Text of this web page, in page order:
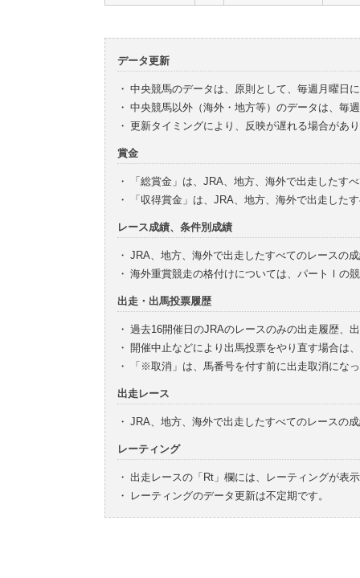
データ更新
・ 中央競馬のデータは、原則として、毎週月曜日
・ 中央競馬以外（海外・地方等）のデータは、毎
・ 更新タイミングにより、反映が遅れる場合があ
賞金
・
「総賞金」は、JRA、地方、海外で出走したす
・
「収得賞金」は、JRA、地方、海外で出走した
レース成績、条件別成績
・ JRA、地方、海外で出走したすべてのレースの
・ 海外重賞競走の格付けについては、パートⅠの
出走・出馬投票履歴
・ 過去16開催日のJRAのレースのみの出走履歴、
・ 開催中止などにより出馬投票をやり直す場合は
・
「※取消」は、馬番号を付す前に出走取消にな
出走レース
・ JRA、地方、海外で出走したすべてのレースの
レーティング
・ 出走レースの「Rt」欄には、レーティングが表
・
レーティングのデータ更新は不定期です。